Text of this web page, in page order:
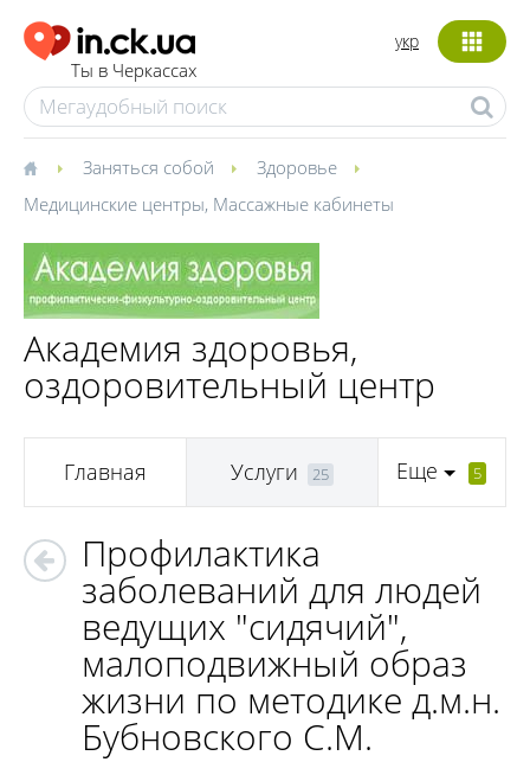
Ты в Черкассах
укр
Заняться собой
Здоровье
Медицинские центры, Массажные кабинеты
Академия здоровья,
оздоровительный центр
Главная Услуги 25 Еще 5
Профилактика
заболеваний для людей
ведущих "сидячий",
малоподвижный образ
жизни по методике д.м.н.
Бубновского С.М.